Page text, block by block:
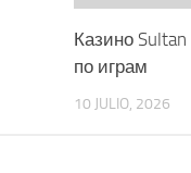
Казино
по играм
10 JULIO, 2026